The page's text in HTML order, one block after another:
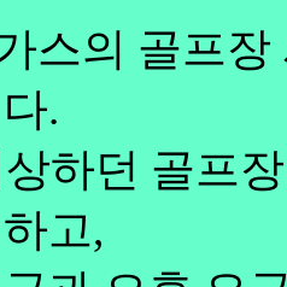
스의 골프
.
상하던 골프
고,